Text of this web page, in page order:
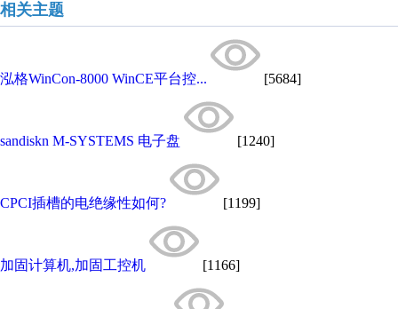
相关主题
泓格WinCon-8000 WinCE平台控... [5684]
sandiskn M-SYSTEMS 电子盘 [1240]
CPCI插槽的电绝缘性如何? [1199]
加固计算机,加固工控机 [1166]